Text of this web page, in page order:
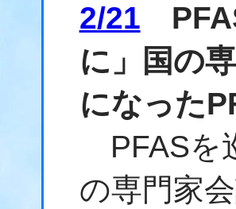
2/21
に」国の
になった
PFASを
の専門家